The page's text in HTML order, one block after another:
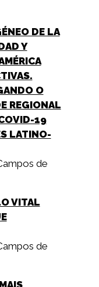
DE LA
Y
O
REGIONAL
19
LATINO-
de
VITAL
de